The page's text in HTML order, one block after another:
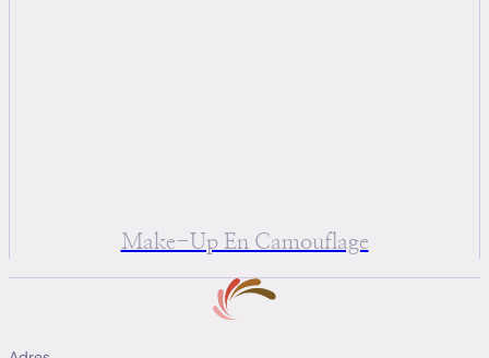
Make-Up En Camouflage